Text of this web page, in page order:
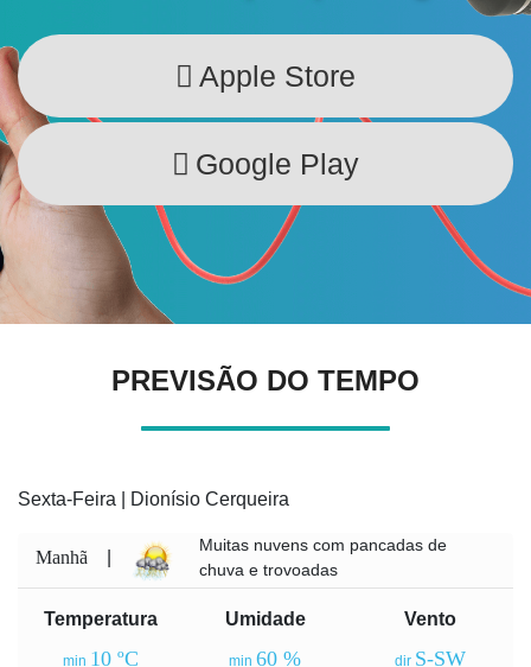
Apple Store
Google Play
PREVISÃO DO TEMPO
Sexta-Feira | Dionísio Cerqueira
Manhã
Muitas nuvens com pancadas de
chuva e trovoadas
Temperatura
min 10 ºC
Umidade
min60 %
Vento
dir S-SW